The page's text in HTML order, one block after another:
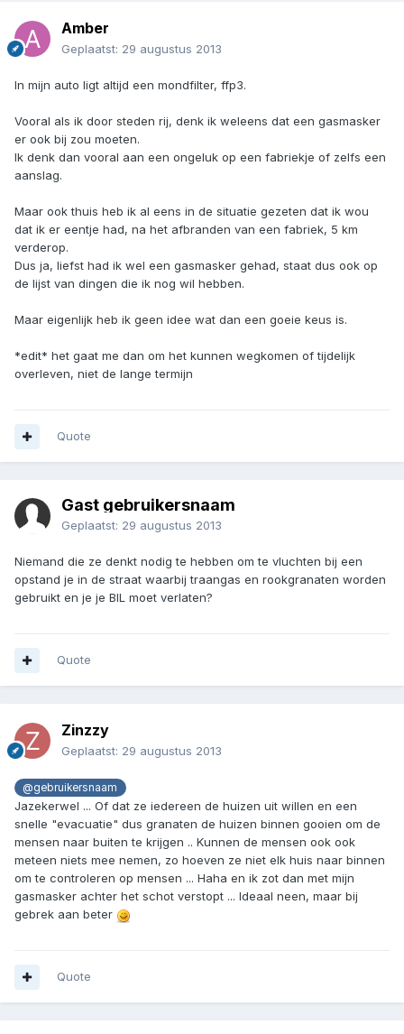
Amber
Geplaatst: 29 augustus 2013
In mijn auto ligt altijd een mondfilter, ffp3.
Vooral als ik door steden rij, denk ik weleens dat een gasmasker
er ook bij zou moeten.
Ik denk dan vooral aan een ongeluk op een fabriekje of zelfs een
aanslag.
Maar ook thuis heb ik al eens in de situatie gezeten dat ik wou
dat ik er eentje had, na het afbranden van een fabriek, 5 km
verderop.
Dus ja, liefst had ik wel een gasmasker gehad, staat dus ook op
de lijst van dingen die ik nog wil hebben.
Maar eigenlijk heb ik geen idee wat dan een goeie keus is.
*edit* het gaat me dan om het kunnen wegkomen of tijdelijk
overleven, niet de lange termijn
Quote
Gast gebruikersnaam
Geplaatst: 29 augustus 2013
Niemand die ze denkt nodig te hebben om te vluchten bij een
opstand je in de straat waarbij traangas en rookgranaten worden
gebruikt en je je BIL moet verlaten?
Quote
Zinzzy
Geplaatst: 29 augustus 2013
@gebruikersnaam
Jazekerwel ... Of dat ze iedereen de huizen uit willen en een
snelle "evacuatie" dus granaten de huizen binnen gooien om de
mensen naar buiten te krijgen .. Kunnen de mensen ook ook
meteen niets mee nemen, zo hoeven ze niet elk huis naar binnen
om te controleren op mensen ... Haha en ik zot dan met mijn
gasmasker achter het schot verstopt ... Ideaal neen, maar bij
gebrek aan beter
Quote